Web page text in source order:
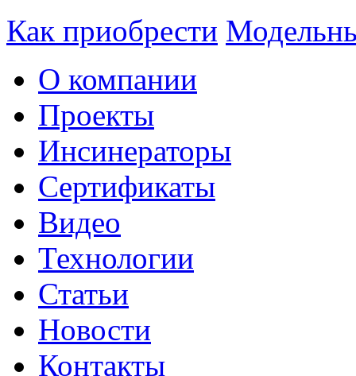
Как приобрести
О компании
Проекты
Инсинераторы
Сертификаты
Видео
Технологии
Статьи
Новости
Контакты